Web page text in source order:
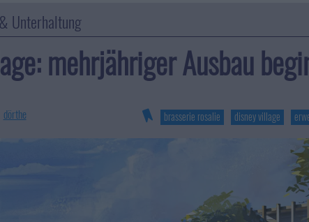
Unterhaltung
mehrjähriger Ausbau
dörthe brasserie rosalie disney village